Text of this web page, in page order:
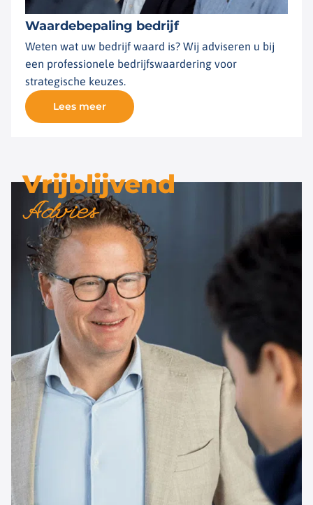
Waardebepaling bedrijf
Weten wat uw bedrijf waard is? Wij adviseren u bij
een professionele bedrijfswaardering voor
strategische keuzes.
Lees meer
Vrijblijvend
Advies